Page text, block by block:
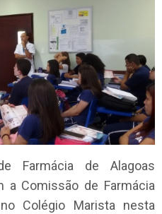
Farmácia de Alagoas
a Comissão de Farmácia
Colégio Marista nesta